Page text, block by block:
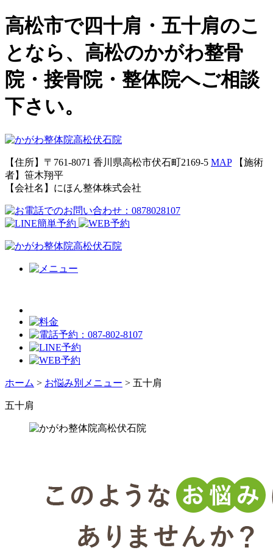
高松市で四十肩・五十肩のこ
となら、高松のかがわ整骨
院・接骨院・整体院へご相談
下さい。
【住所】〒761-8071 香川県高松市伏石町2169-5 MAP
【施術
者】笹木翔平
【会社名】にほん整体株式会社
ホーム > お悩み別メニュー > 五十肩
五十肩